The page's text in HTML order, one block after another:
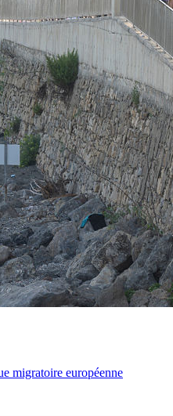
migratoire européenne